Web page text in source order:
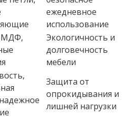
ежедневное
использование
МДФ,
Экологичность и
долговечность
мебели
Защита от
опрокидывания и
лишней нагрузки